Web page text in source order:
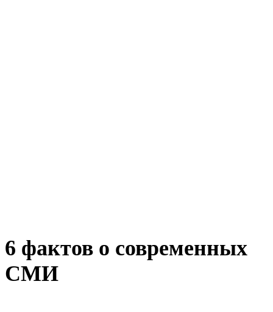
6 фактов о современных
СМИ